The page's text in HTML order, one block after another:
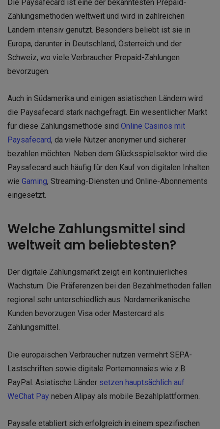
Die Paysafecard ist eine der bekanntesten Prepaid-
Zahlungsmethoden weltweit und wird in zahlreichen
Ländern intensiv genutzt. Besonders beliebt ist sie in
Europa, darunter in Deutschland, Österreich und der
Schweiz, wo viele Verbraucher Prepaid-Zahlungen
bevorzugen.
Auch in Südamerika und einigen asiatischen Ländern wird
die Paysafecard stark nachgefragt. Ein wesentlicher Markt
für diese Zahlungsmethode sind Online Casinos mit
Paysafecard, da viele Nutzer anonymer und sicherer
bezahlen möchten. Neben dem Glücksspielsektor wird die
Paysafecard auch häufig für den Kauf von digitalen Inhalten
wie Gaming, Streaming-Diensten und Online-Abonnements
eingesetzt.
Welche Zahlungsmittel sind
weltweit am beliebtesten?
Der digitale Zahlungsmarkt zeigt ein kontinuierliches
Wachstum. Die Präferenzen bei den Bezahlmethoden fallen
regional sehr unterschiedlich aus. Nordamerikanische
Kunden bevorzugen Visa oder Mastercard als
Zahlungsmittel.
Die europäischen Verbraucher nutzen vermehrt SEPA-
Lastschriften sowie digitale Portemonnaies wie z.B.
PayPal. Asiatische Länder setzen hauptsächlich auf
WeChat Pay neben Alipay als mobile Bezahlplattformen.
Paysafe etabliert sich erfolgreich in einem spezifischen